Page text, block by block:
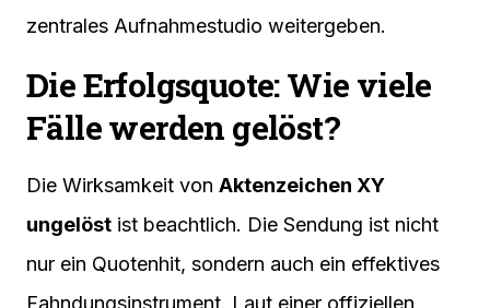
zentrales Aufnahmestudio weitergeben.
Die Erfolgsquote: Wie viele
Fälle werden gelöst?
Die Wirksamkeit von Aktenzeichen XY
ungelöst ist beachtlich. Die Sendung ist nicht
nur ein Quotenhit, sondern auch ein effektives
Fahndungsinstrument. Laut einer offiziellen